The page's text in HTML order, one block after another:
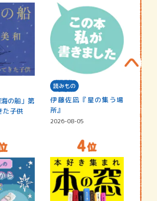
の船」第
た子供
読みもの
伊藤佐凪『星の集う場
所』
2026-08-05